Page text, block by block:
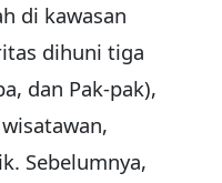
di kawasan
dihuni tiga
dan Pak-pak),
Sebelumnya,